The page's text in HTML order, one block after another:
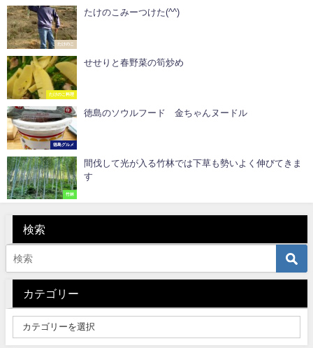
たけのこ
たけのこみーつけた(^^)
たけのこ料理
せせりと春野菜の筍炒め
徳島グルメ
徳島のソウルフード 金ちゃんヌードル
竹林
間伐して光が入る竹林では下草も勢いよく伸びてきま
す
検索
カテゴリー